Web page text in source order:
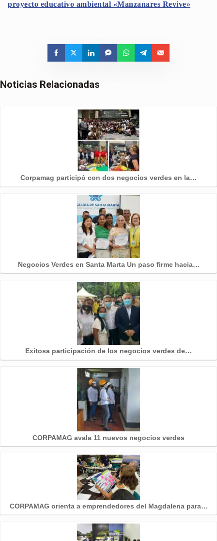
proyecto educativo ambiental «Manzanares Revive»
Noticias Relacionadas
Corpamag participó con dos negocios verdes en la…
Negocios Verdes en Santa Marta Un paso firme hacia…
Exitosa participación de los negocios verdes de…
CORPAMAG avala 11 nuevos negocios verdes
CORPAMAG orienta a emprendedores del Magdalena para…